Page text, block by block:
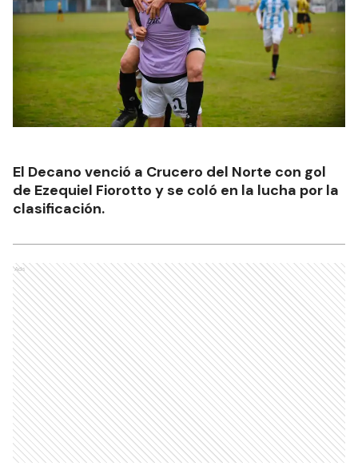
El Decano venció a Crucero del Norte con gol
de Ezequiel Fiorotto y se coló en la lucha por la
clasificación.
Ads